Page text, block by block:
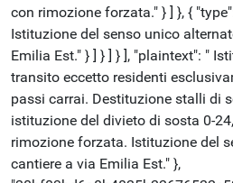
con rimozione forzata." } ] }, {
Istituzione del senso unico
Emilia Est." } ] } ] } ], "plaintext": "
transito eccetto residenti
passi carrai. Destituzione stalli di
istituzione del divieto di sosta 0-
rimozione forzata. Istituzione del
cantiere a via Emilia Est." },